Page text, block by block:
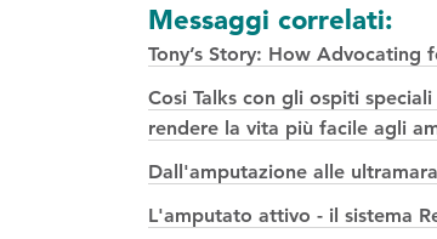
Messaggi correlati:
Tony’s Story: How
Cosi Talks con gli ospiti
rendere la vita più facile agli
Dall'amputazione alle
L'amputato attivo - il sistema